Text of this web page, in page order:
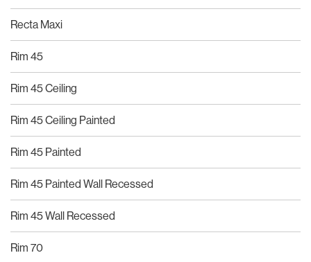
Recta Maxi
Rim 45
Rim 45 Ceiling
Rim 45 Ceiling Painted
Rim 45 Painted
Rim 45 Painted Wall Recessed
Rim 45 Wall Recessed
Rim 70